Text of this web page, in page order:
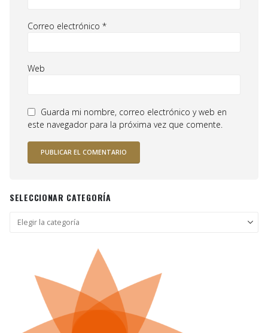
Correo electrónico *
Web
Guarda mi nombre, correo electrónico y web en
este navegador para la próxima vez que comente.
SELECCIONAR CATEGORÍA
Seleccionar
categoría